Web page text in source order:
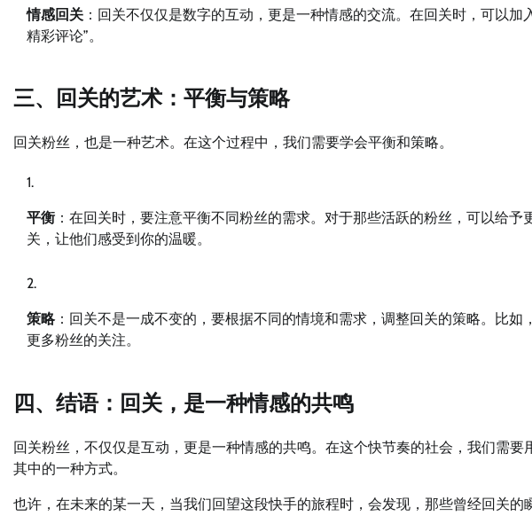
情感回关 ：回关不仅仅是数字的互动，更是一种情感的交流。在回关时，可以
精彩评论”。
三、回关的艺术：平衡与策略
回关粉丝，也是一种艺术。在这个过程中，我们需要学会平衡和策略。
平衡 ：在回关时，要注意平衡不同粉丝的需求。对于那些活跃的粉丝，可以给
关，让他们感受到你的温暖。
策略：回关不是一成不变的，要根据不同的情境和需求，调整回关的策略。比如
更多粉丝的关注。
四、结语：回关，是一种情感的共鸣
回关粉丝，不仅仅是互动，更是一种情感的共鸣。在这个快节奏的社会，我们需
其中的一种方式。
也许，在未来的某一天，当我们回望这段快手的旅程时，会发现，那些曾经回关